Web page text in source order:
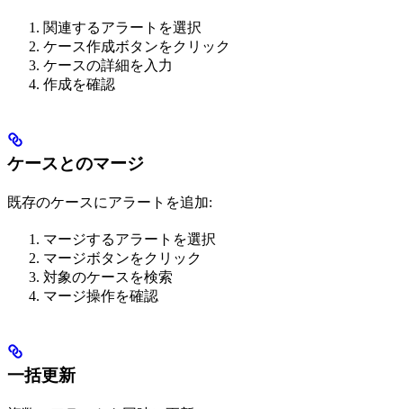
関連するアラートを選択
ケース作成ボタンをクリック
ケースの詳細を入力
作成を確認
ケースとのマージ
既存のケースにアラートを追加:
マージするアラートを選択
マージボタンをクリック
対象のケースを検索
マージ操作を確認
一括更新